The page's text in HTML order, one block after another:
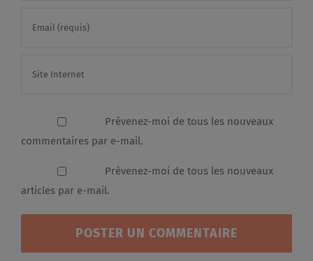
Prévenez-moi de tous les nouveaux
commentaires par e-mail.
Prévenez-moi de tous les nouveaux
articles par e-mail.